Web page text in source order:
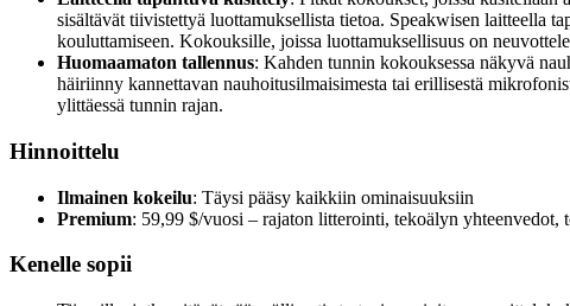
sisältävät tiivistettyä luottamuksellista tietoa. Speakwisen laitteella
kouluttamiseen. Kokouksille, joissa luottamuksellisuus on
Huomaamaton tallennus: Kahden tunnin kokouksessa näkyvä
häiriinny kannettavan nauhoitusilmaisimesta tai erillisestä
ylittäessä tunnin rajan.
Hinnoittelu
Ilmainen kokeilu: Täysi pääsy kaikkiin ominaisuuksiin
Premium: 59,99 $/vuosi – rajaton litterointi, tekoälyn
Kenelle sopii